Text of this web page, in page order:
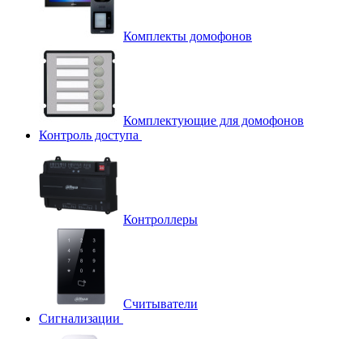
Комплекты домофонов
Комплектующие для домофонов
Контроль доступа
Контроллеры
Считыватели
Сигнализации